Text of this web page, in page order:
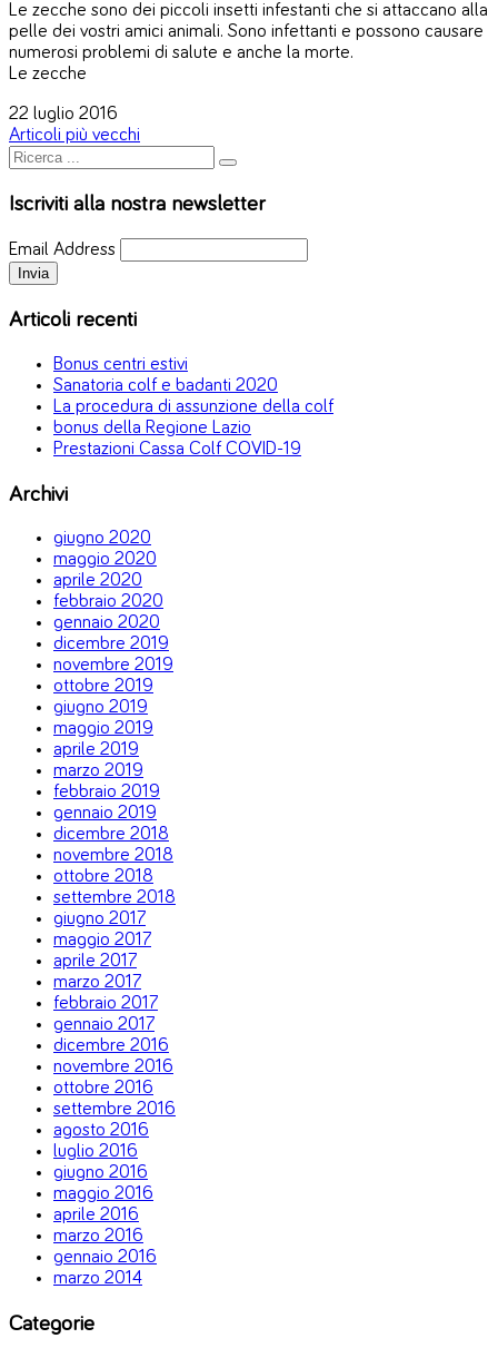
Le zecche sono dei piccoli insetti infestanti che si attaccano alla
pelle dei vostri amici animali. Sono infettanti e possono causare
numerosi problemi di salute e anche la morte.
Le zecche
22 luglio 2016
Articoli più vecchi
Iscriviti alla nostra newsletter
Email Address
Articoli recenti
Bonus centri estivi
Sanatoria colf e badanti 2020
La procedura di assunzione della colf
bonus della Regione Lazio
Prestazioni Cassa Colf COVID-19
Archivi
giugno 2020
maggio 2020
aprile 2020
febbraio 2020
gennaio 2020
dicembre 2019
novembre 2019
ottobre 2019
giugno 2019
maggio 2019
aprile 2019
marzo 2019
febbraio 2019
gennaio 2019
dicembre 2018
novembre 2018
ottobre 2018
settembre 2018
giugno 2017
maggio 2017
aprile 2017
marzo 2017
febbraio 2017
gennaio 2017
dicembre 2016
novembre 2016
ottobre 2016
settembre 2016
agosto 2016
luglio 2016
giugno 2016
maggio 2016
aprile 2016
marzo 2016
gennaio 2016
marzo 2014
Categorie